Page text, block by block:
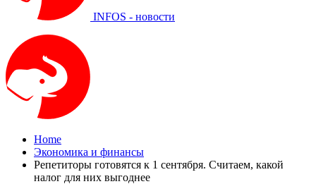
INFOS - новости
Home
Экономика и финансы
Репетиторы готовятся к 1 сентября. Считаем, какой
налог для них выгоднее